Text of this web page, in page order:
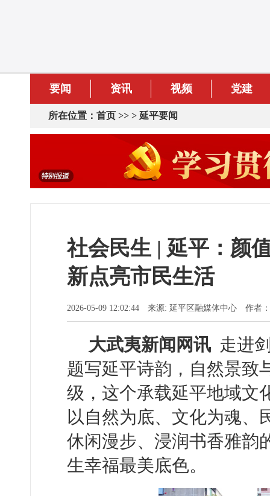
要闻 资讯 视频 党建
所在位置： 首页 >> > 延平要闻
社会民生 | 延平：颜
新点亮市民生活
2026-05-09 12:02:44 来源: 延平区融媒体中心 作者
大武夷新闻网讯 走进
题写延平诗韵，自然景致
级，这个承载延平地域文
以自然为底、文化为魂、
休闲漫步、浸润书香雅韵
生幸福最美底色。